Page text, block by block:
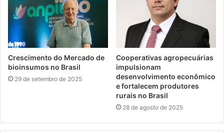
Crescimento do Mercado de
bioinsumos no Brasil
29 de setembro de 2025
Cooperativas agropecuárias
impulsionam
desenvolvimento econômico
e fortalecem produtores
rurais no Brasil
28 de agosto de 2025